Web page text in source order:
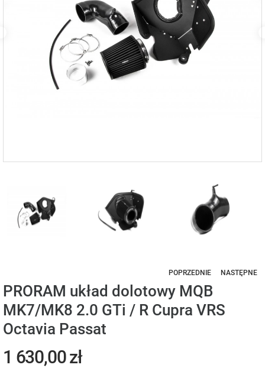
POPRZEDNIE NASTĘPNE
PRORAM układ dolotowy MQB
MK7/MK8 2.0 GTi / R Cupra VRS
Octavia Passat
1 630,00 zł